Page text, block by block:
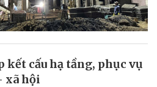
kết cấu hạ tầng, phục vụ
xã hội